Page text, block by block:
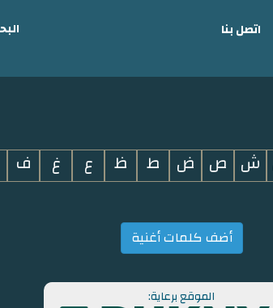
اتصل بنا
ش ص ض ط ظ ع غ ف
أضف كلمات أغنية
الموقع برعاية: